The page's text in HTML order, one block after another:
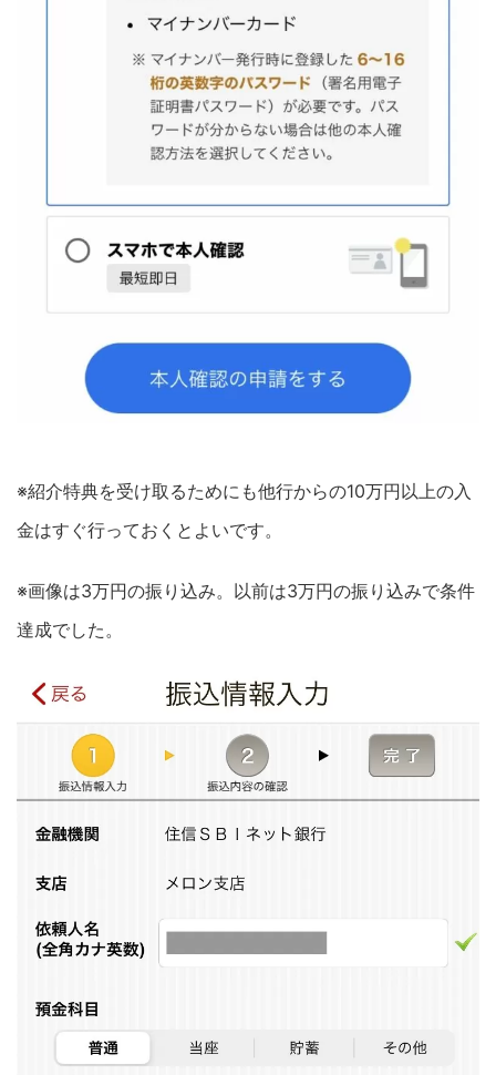
※紹介特典を受け取るためにも他行からの10万円以上の入
金はすぐ行っておくとよいです。
※画像は3万円の振り込み。以前は3万円の振り込みで条件
達成でした。